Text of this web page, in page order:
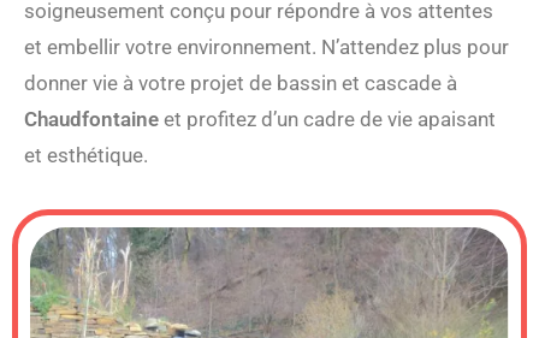
soigneusement conçu pour répondre à vos attentes
et embellir votre environnement. N’attendez plus pour
donner vie à votre projet de bassin et cascade à
Chaudfontaine et profitez d’un cadre de vie apaisant
et esthétique.